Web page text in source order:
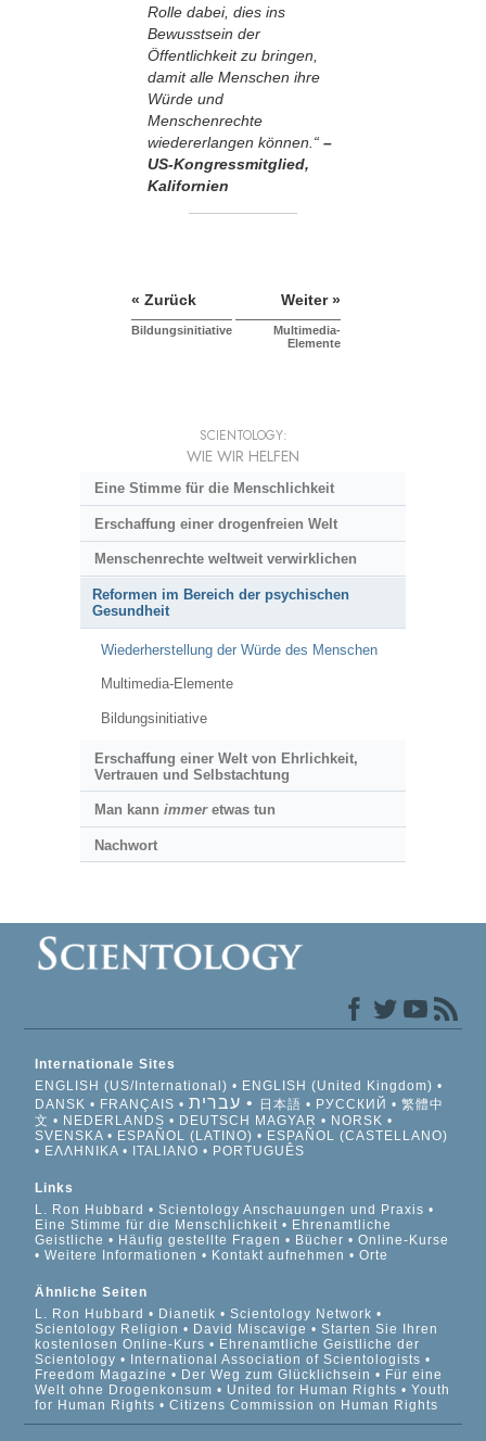
Rolle dabei, dies ins
Bewusstsein der
Öffentlichkeit zu bringen,
damit alle Menschen ihre
Würde und
Menschenrechte
wiedererlangen können.“ –
US-Kongressmitglied,
Kalifornien
« Zurück
Bildungsinitiative
Weiter »
Multimedia-
Elemente
SCIENTOLOGY:
WIE WIR HELFEN
Eine Stimme für die Menschlichkeit
Erschaffung einer drogenfreien Welt
Menschenrechte weltweit verwirklichen
Reformen im Bereich der psychischen
Gesundheit
Wiederherstellung der Würde des Menschen
Multimedia-Elemente
Bildungsinitiative
Erschaffung einer Welt von Ehrlichkeit,
Vertrauen und Selbstachtung
Man kann immeretwas tun
Nachwort
Internationale Sites
ENGLISH (US/International)
ENGLISH (United Kingdom)
DANSK
FRANÇAIS עברית 日本語 РУССКИЙ
繁體中
文
NEDERLANDS DEUTSCH MAGYAR
NORSK
SVENSKA
ESPAÑOL (LATINO)
ESPAÑOL (CASTELLANO)
ΕΛΛΗΝΙΚA
ITALIANO PORTUGUÊS
Links
L. Ron Hubbard
Scientology Anschauungen und Praxis
Eine Stimme für die Menschlichkeit
Ehrenamtliche
Geistliche
Häufig gestellte Fragen Bücher
Online-Kurse
Weitere Informationen
Kontakt aufnehmen Orte
Ähnliche Seiten
L. Ron Hubbard
Dianetik
Scientology Network
Scientology Religion
David Miscavige
Starten Sie Ihren
kostenlosen Online-Kurs
Ehrenamtliche Geistliche der
Scientology
International Association of Scientologists
Freedom Magazine
Der Weg zum Glücklichsein
Für eine
Welt ohne Drogenkonsum
United for Human Rights
Youth
for Human Rights
Citizens Commission on Human Rights